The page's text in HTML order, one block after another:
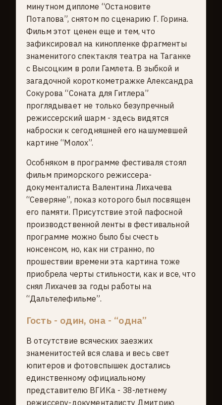
минутном дипломе “Остановите
Потапова”, снятом по сценарию Г. Горина.
Фильм этот ценен еще и тем, что
зафиксировал на кинопленке фрагменты
знаменитого спектакля театра на Таганке
с Высоцким в роли Гамлета. В зыбкой и
загадочной короткометражке Александра
Сокурова “Соната для Гитлера”
проглядывает не только безупречный
режиссерский шарм - здесь видятся
наброски к сегодняшней его нашумевшей
картине “Молох”.
Особняком в программе фестиваля стоял
фильм приморского режиссера-
документалиста Валентина Лихачева
“Северяне”, показ которого был посвящен
его памяти. Присутствие этой пафосной
производственной ленты в фестивальной
программе можно было бы счесть
нонсенсом, но, как ни странно, по
прошествии времени эта картина тоже
приобрела черты стильности, как и все, что
снял Лихачев за годы работы на
“Дальтелефильме”.
Гость - один, она - “одна”
В отсутствие всяческих заезжих
знаменитостей вся слава и весь свет
юпитеров и фотовспышек достались
единственному официальному
представителю ВГИКа - З8-летнему
режиссеру-документалисту Дмитрию